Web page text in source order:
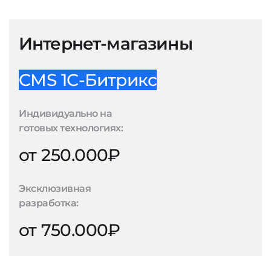
Интернет-магазины
CMS 1С-Битрикс
Индивидуально на
готовых технологиях:
от 250.000₽
Эксклюзивная
разработка:
от 750.000₽